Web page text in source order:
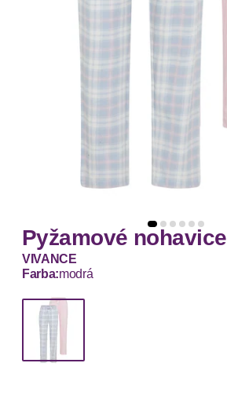
Pyžamové nohavice
VIVANCE
Farba:modrá